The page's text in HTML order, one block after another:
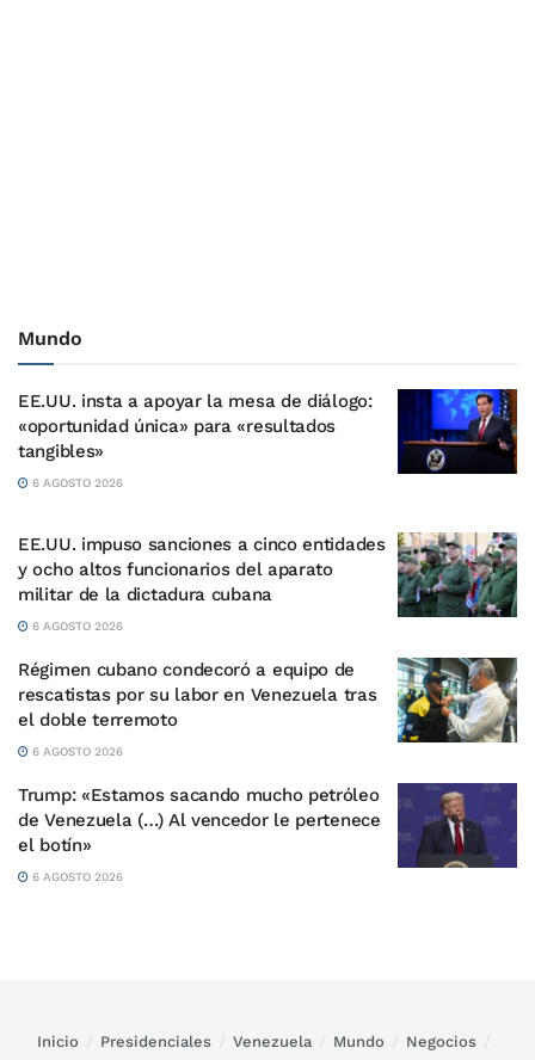
Mundo
EE.UU. insta a apoyar la mesa de diálogo:
«oportunidad única» para «resultados
tangibles»
6 AGOSTO 2026
EE.UU. impuso sanciones a cinco entidades
y ocho altos funcionarios del aparato
militar de la dictadura cubana
6 AGOSTO 2026
Régimen cubano condecoró a equipo de
rescatistas por su labor en Venezuela tras
el doble terremoto
6 AGOSTO 2026
Trump: «Estamos sacando mucho petróleo
de Venezuela (…) Al vencedor le pertenece
el botín»
6 AGOSTO 2026
Inicio Presidenciales Venezuela Mundo
Negocios